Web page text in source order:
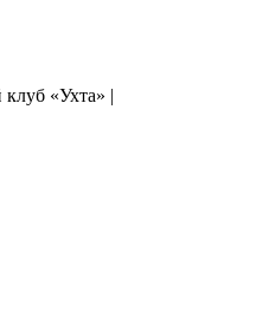
«Ухта» |